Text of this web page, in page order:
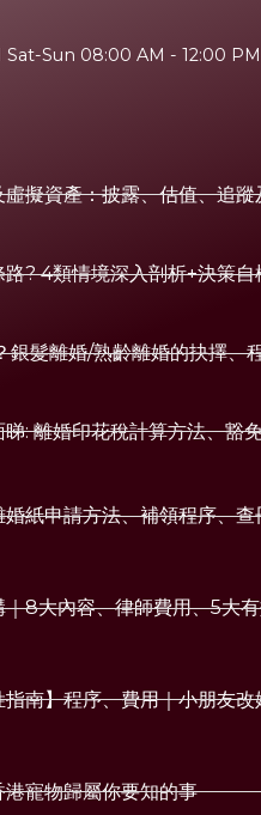
Sun 08:00 AM - 12:00 PM
擬資產：披露、估值、追
? 4類情境深入剖析+決策自
銀髮離婚/熟齡離婚的抉擇、
: 離婚印花稅計算方法、豁
紙申請方法、補領程序、
8大內容、律師費用、5大
南】程序、費用｜小朋友改
寵物歸屬你要知的事